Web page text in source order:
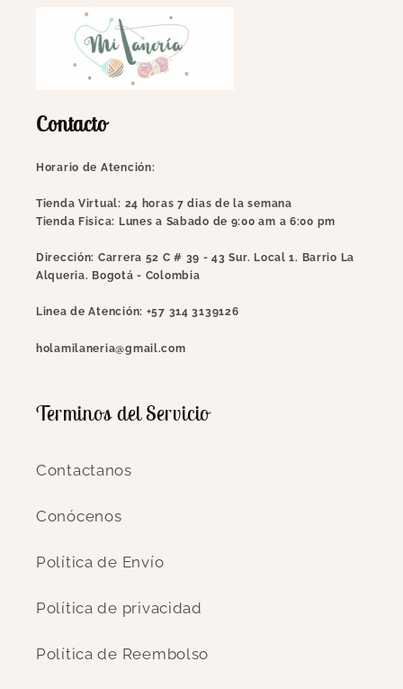
Contacto
Horario de Atención:
Tienda Virtual: 24 horas 7 dias de la semana
Tienda Fisica: Lunes a Sabado de 9:00 am a 6:00 pm
Dirección: Carrera 52 C # 39 - 43 Sur. Local 1. Barrio La
Alqueria. Bogotá - Colombia
Linea de Atención: +57 314 3139126
holamilaneria@gmail.com
Terminos del Servicio
Contactanos
Conócenos
Política de Envío
Política de privacidad
Política de Reembolso